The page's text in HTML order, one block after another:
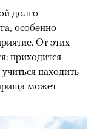
долго
особенно
От этих
приходится
находить
может